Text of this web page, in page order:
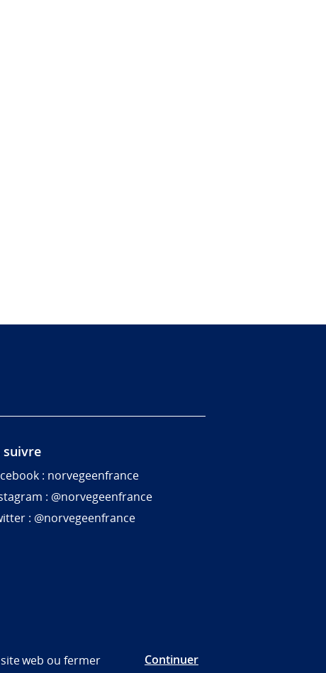
suivre
: norvegeenfrance
: @norvegeenfrance
: @norvegeenfrance
web ou fermer
Continuer